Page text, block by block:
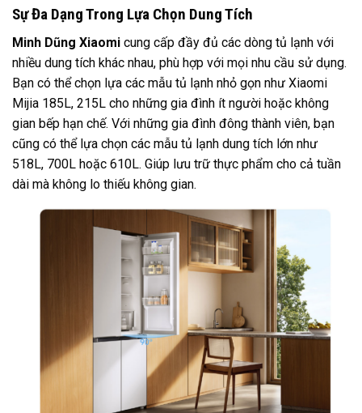
Sự Đa Dạng Trong Lựa Chọn Dung Tích
Minh Dũng Xiaomi cung cấp đầy đủ các dòng tủ lạnh với
nhiều dung tích khác nhau, phù hợp với mọi nhu cầu sử dụng.
Bạn có thể chọn lựa các mẫu tủ lạnh nhỏ gọn như Xiaomi
Mijia 185L, 215L cho những gia đình ít người hoặc không
gian bếp hạn chế. Với những gia đình đông thành viên, bạn
cũng có thể lựa chọn các mẫu tủ lạnh dung tích lớn như
518L, 700L hoặc 610L. Giúp lưu trữ thực phẩm cho cả tuần
dài mà không lo thiếu không gian.